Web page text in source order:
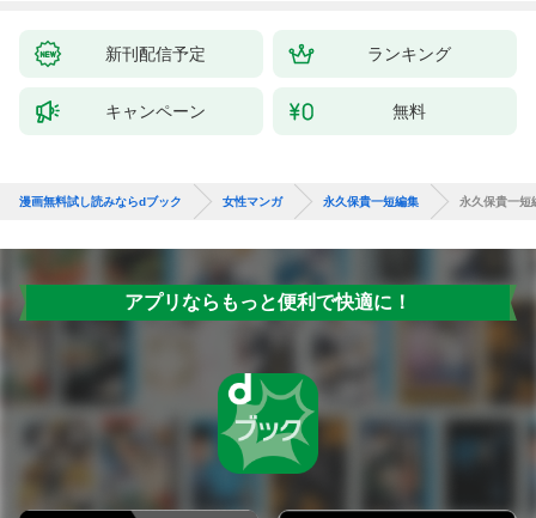
新刊配信予定 ランキング
キャンペーン 無料
漫画無料試し読みならdブック 女性マンガ 永久保貴一短編集 永久保貴一
アプリならもっと便利で快適に！